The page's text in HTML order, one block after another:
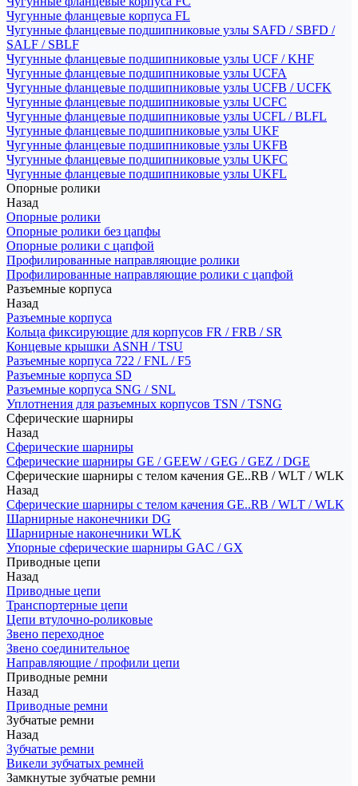
Чугунные фланцевые корпуса FL
Чугунные фланцевые подшипниковые узлы SAFD / SBFD /
SALF / SBLF
Чугунные фланцевые подшипниковые узлы UCF / KHF
Чугунные фланцевые подшипниковые узлы UCFA
Чугунные фланцевые подшипниковые узлы UCFB / UCFK
Чугунные фланцевые подшипниковые узлы UCFC
Чугунные фланцевые подшипниковые узлы UCFL / BLFL
Чугунные фланцевые подшипниковые узлы UKF
Чугунные фланцевые подшипниковые узлы UKFB
Чугунные фланцевые подшипниковые узлы UKFC
Чугунные фланцевые подшипниковые узлы UKFL
Опорные ролики
Назад
Опорные ролики
Опорные ролики без цапфы
Опорные ролики с цапфой
Профилированные направляющие ролики
Профилированные направляющие ролики с цапфой
Разъемные корпуса
Назад
Разъемные корпуса
Кольца фиксирующие для корпусов FR / FRB / SR
Концевые крышки ASNH / TSU
Разъемные корпуса 722 / FNL / F5
Разъемные корпуса SD
Разъемные корпуса SNG / SNL
Уплотнения для разъемных корпусов TSN / TSNG
Сферические шарниры
Назад
Сферические шарниры
Сферические шарниры GE / GEEW / GEG / GEZ / DGE
Сферические шарниры с телом качения GE..RB / WLT / WLK
Назад
Сферические шарниры с телом качения GE..RB / WLT / WLK
Шарнирные наконечники DG
Шарнирные наконечники WLK
Упорные сферические шарниры GAC / GX
Приводные цепи
Назад
Приводные цепи
Транспортерные цепи
Цепи втулочно-роликовые
Звено переходное
Звено соединительное
Направляющие / профили цепи
Приводные ремни
Назад
Приводные ремни
Зубчатые ремни
Назад
Зубчатые ремни
Викели зубчатых ремней
Замкнутые зубчатые ремни